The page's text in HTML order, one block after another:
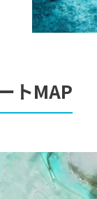
トMAP